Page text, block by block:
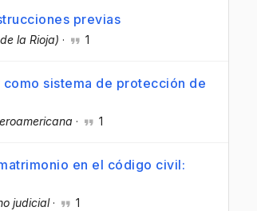
previas
la Rioja) · 1
sistema de protección de
· 1
en el código civil:
judicial· 1